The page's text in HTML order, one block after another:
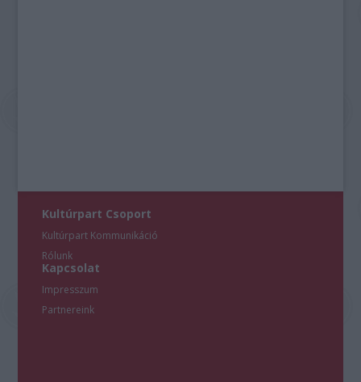
Kultúrpart Csoport
Kultúrpart Kommunikáció
Rólunk
Kapcsolat
Impresszum
Partnereink